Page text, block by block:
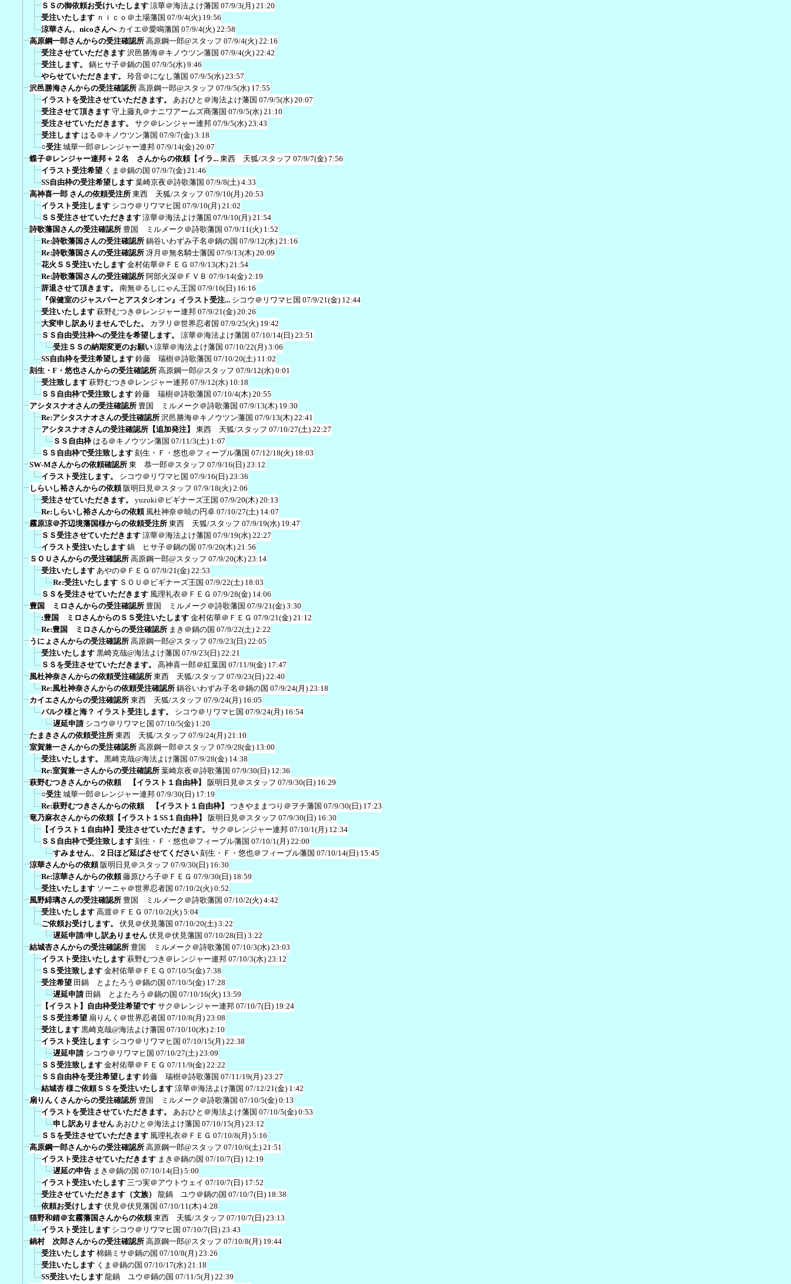
ＳＳの御依頼お受けいたします 涼華＠海法よけ藩国 07/9/3(月) 21:20
受注いたします ｎｉｃｏ＠土場藩国 07/9/4(火) 19:56
涼華さん、nicoさんへ カイエ＠愛鳴藩国 07/9/4(火) 22:58
高原鋼一郎さんからの受注確認所 高原鋼一郎@スタッフ 07/9/4(火) 22:16
受注させていただきます 沢邑勝海＠キノウツン藩国 07/9/4(火) 22:42
受注します。
鍋ヒサ子＠鍋の国 07/9/5(水) 9:46
やらせていただきます。
玲音＠になし藩国 07/9/5(水) 23:57
沢邑勝海さんからの受注確認所 高原鋼一郎@スタッフ 07/9/5(水) 17:55
イラストを受注させていただきます。
あおひと＠海法よけ藩国 07/9/5(水) 20:07
受注させて頂きます 守上藤丸＠ナニワアームズ商藩国 07/9/5(水) 21:10
受注させていただきます。
サク＠レンジャー連邦 07/9/5(水) 23:43
受注します はる＠キノウツン藩国 07/9/7(金) 3:18
○受注 城華一郎＠レンジャー連邦 07/9/14(金) 20:07
蝶子＠レンジャー連邦＋２名 さんからの依頼【イラ... 東西 天狐/スタッフ 07/9/7(金) 7:56
イラスト受注希望 くま＠鍋の国 07/9/7(金) 21:46
SS自由枠の受注希望します 葉崎京夜＠詩歌藩国 07/9/8(土) 4:33
高神喜一郎 さんの依頼受注所 東西 天狐/スタッフ 07/9/10(月) 20:53
イラスト受注します シコウ＠リワマヒ国 07/9/10(月) 21:02
ＳＳ受注させていただきます 涼華＠海法よけ藩国 07/9/10(月) 21:54
詩歌藩国さんの受注確認所 豊国 ミルメーク＠詩歌藩国 07/9/11(火) 1:52
Re:詩歌藩国さんの受注確認所 鍋谷いわずみ子名＠鍋の国 07/9/12(水) 21:16
Re:詩歌藩国さんの受注確認所 冴月＠無名騎士藩国 07/9/13(木) 20:09
花火ＳＳ受注いたします 金村佑華＠ＦＥＧ 07/9/13(木) 21:54
Re:詩歌藩国さんの受注確認所 阿部火深＠ＦＶＢ 07/9/14(金) 2:19
辞退させて頂きます。
南無＠るしにゃん王国 07/9/16(日) 16:16
『保健室のジャスパーとアスタシオン』イラスト受注... シコウ＠リワマヒ国 07/9/21(金) 12:44
受注いたします 萩野むつき＠レンジャー連邦 07/9/21(金) 20:26
大変申し訳ありませんでした。
カヲリ＠世界忍者国 07/9/25(火) 19:42
ＳＳ自由受注枠への受注を希望します。
涼華＠海法よけ藩国 07/10/14(日) 23:51
受注ＳＳの納期変更のお願い 涼華＠海法よけ藩国 07/10/22(月) 3:06
SS自由枠を受注希望します 鈴藤 瑞樹＠詩歌藩国 07/10/20(土) 11:02
刻生・F・悠也さんからの受注確認所 高原鋼一郎@スタッフ 07/9/12(水) 0:01
受注致します 萩野むつき＠レンジャー連邦 07/9/12(水) 10:18
ＳＳ自由枠で受注致します 鈴藤 瑞樹＠詩歌藩国 07/10/4(木) 20:55
アシタスナオさんの受注確認所 豊国 ミルメーク＠詩歌藩国 07/9/13(木) 19:30
Re:アシタスナオさんの受注確認所 沢邑勝海＠キノウツン藩国 07/9/13(木) 22:41
アシタスナオさんの受注確認所【追加発注】
東西 天狐/スタッフ 07/10/27(土) 22:27
ＳＳ自由枠 はる＠キノウツン藩国 07/11/3(土) 1:07
ＳＳ自由枠で受注致します 刻生・Ｆ・悠也＠フィーブル藩国 07/12/18(火) 18:03
SW-Mさんからの依頼確認所 東 恭一郎＠スタッフ 07/9/16(日) 23:12
イラスト受注します。
シコウ＠リワマヒ国 07/9/16(日) 23:36
しらいし裕さんからの依頼 阪明日見＠スタッフ 07/9/18(火) 2:06
受注させていただきます。
yuzuki＠ビギナーズ王国 07/9/20(木) 20:13
Re:しらいし裕さんからの依頼 風杜神奈＠暁の円卓 07/10/27(土) 14:07
霧原涼＠芥辺境藩国様からの依頼受注所 東西 天狐/スタッフ 07/9/19(水) 19:47
ＳＳ受注させていただきます 涼華＠海法よけ藩国 07/9/19(水) 22:27
イラスト受注いたします 鍋 ヒサ子＠鍋の国 07/9/20(木) 21:56
ＳＯＵさんからの受注確認所 高原鋼一郎@スタッフ 07/9/20(木) 23:14
受注いたします あやの＠ＦＥＧ 07/9/21(金) 22:53
Re:受注いたします ＳＯＵ＠ビギナーズ王国 07/9/22(土) 18:03
ＳＳを受注させていただきます 風理礼衣＠ＦＥＧ 07/9/28(金) 14:06
豊国 ミロさんからの受注確認所 豊国 ミルメーク＠詩歌藩国 07/9/21(金) 3:30
:豊国 ミロさんからのＳＳ受注いたします 金村佑華＠ＦＥＧ 07/9/21(金) 21:12
Re:豊国 ミロさんからの受注確認所 まき＠鍋の国 07/9/22(土) 2:22
うにょさんからの受注確認所 高原鋼一郎@スタッフ 07/9/23(日) 22:05
受注いたします 黒崎克哉@海法よけ藩国 07/9/23(日) 22:21
ＳＳを受注させていただきます。
高神喜一郎＠紅葉国 07/11/9(金) 17:47
風杜神奈さんからの依頼受注確認所 東西 天狐/スタッフ 07/9/23(日) 22:40
Re:風杜神奈さんからの依頼受注確認所 鍋谷いわずみ子名＠鍋の国 07/9/24(月) 23:18
カイエさんからの受注確認所 東西 天狐/スタッフ 07/9/24(月) 16:05
バルク様と海？ イラスト受注します。
シコウ＠リワマヒ国 07/9/24(月) 16:54
遅延申請 シコウ＠リワマヒ国 07/10/5(金) 1:20
たまきさんの依頼受注所 東西 天狐/スタッフ 07/9/24(月) 21:10
室賀兼一さんからの受注確認所 高原鋼一郎＠スタッフ 07/9/28(金) 13:00
受注いたします。
黒崎克哉@海法よけ藩国 07/9/28(金) 14:38
Re:室賀兼一さんからの受注確認所 葉崎京夜＠詩歌藩国 07/9/30(日) 12:36
萩野むつきさんからの依頼 【イラスト１自由枠】
阪明日見＠スタッフ 07/9/30(日) 16:29
○受注 城華一郎＠レンジャー連邦 07/9/30(日) 17:19
Re:萩野むつきさんからの依頼 【イラスト１自由枠】
つきやままつり＠ヲチ藩国 07/9/30(日) 17:23
竜乃麻衣さんからの依頼【イラスト１SS１自由枠】
阪明日見＠スタッフ 07/9/30(日) 16:30
【イラスト１自由枠】受注させていただきます。
サク＠レンジャー連邦 07/10/1(月) 12:34
ＳＳ自由枠で受注致します 刻生・Ｆ・悠也＠フィーブル藩国 07/10/1(月) 22:00
すみません、２日ほど延ばさせてください 刻生・Ｆ・悠也＠フィーブル藩国 07/10/14(日) 15:45
涼華さんからの依頼 阪明日見＠スタッフ 07/9/30(日) 16:30
Re:涼華さんからの依頼 藤原ひろ子＠ＦＥＧ 07/9/30(日) 18:59
受注いたします ソーニャ＠世界忍者国 07/10/2(火) 0:52
風野緋璃さんの受注確認所 豊国 ミルメーク＠詩歌藩国 07/10/2(火) 4:42
受注いたします 高渡＠ＦＥＧ 07/10/2(火) 5:04
ご依頼お受けします。
伏見＠伏見藩国 07/10/20(土) 3:22
遅延申請/申し訳ありません 伏見＠伏見藩国 07/10/28(日) 3:22
結城杏さんからの受注確認所 豊国 ミルメーク＠詩歌藩国 07/10/3(水) 23:03
イラスト受注いたします 萩野むつき＠レンジャー連邦 07/10/3(水) 23:12
ＳＳ受注致します 金村佑華＠ＦＥＧ 07/10/5(金) 7:38
受注希望 田鍋 とよたろう＠鍋の国 07/10/5(金) 17:28
遅延申請 田鍋 とよたろう＠鍋の国 07/10/16(火) 13:59
【イラスト】自由枠受注希望です サク＠レンジャー連邦 07/10/7(日) 19:24
ＳＳ受注希望 扇りんく＠世界忍者国 07/10/8(月) 23:08
受注します 黒崎克哉@海法よけ藩国 07/10/10(水) 2:10
イラスト受注します シコウ＠リワマヒ国 07/10/15(月) 22:38
遅延申請 シコウ＠リワマヒ国 07/10/27(土) 23:09
ＳＳ受注致します 金村佑華＠ＦＥＧ 07/11/9(金) 22:22
ＳＳ自由枠を受注希望します 鈴藤 瑞樹＠詩歌藩国 07/11/19(月) 23:27
結城杏 様ご依頼ＳＳを受注いたします 涼華＠海法よけ藩国 07/12/21(金) 1:42
扇りんくさんからの受注確認所 豊国 ミルメーク＠詩歌藩国 07/10/5(金) 0:13
イラストを受注させていただきます。
あおひと＠海法よけ藩国 07/10/5(金) 0:53
申し訳ありません あおひと＠海法よけ藩国 07/10/15(月) 23:12
ＳＳを受注させていただきます 風理礼衣＠ＦＥＧ 07/10/8(月) 5:16
高原鋼一郎さんからの受注確認所 高原鋼一郎@スタッフ 07/10/6(土) 21:51
イラスト受注させていただきます まき＠鍋の国 07/10/7(日) 12:19
遅延の申告 まき＠鍋の国 07/10/14(日) 5:00
イラスト受注いたします 三つ実＠アウトウェイ 07/10/7(日) 17:52
受注させていただきます（文族）
龍鍋 ユウ＠鍋の国 07/10/7(日) 18:38
依頼お受けします 伏見＠伏見藩国 07/10/11(木) 4:28
猫野和錆＠玄霧藩国さんからの依頼 東西 天狐/スタッフ 07/10/7(日) 23:13
イラスト受注します シコウ＠リワマヒ国 07/10/7(日) 23:43
鍋村 次郎さんからの受注確認所 高原鋼一郎@スタッフ 07/10/8(月) 19:44
受注いたします 棉鍋ミサ＠鍋の国 07/10/8(月) 23:26
受注いたします くま＠鍋の国 07/10/17(水) 21:18
SS受注いたします 龍鍋 ユウ＠鍋の国 07/11/5(月) 22:39